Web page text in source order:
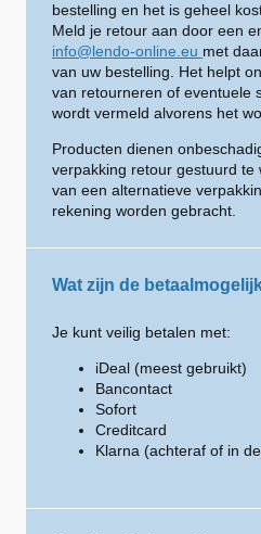
bestelling en het is geheel
Meld je retour aan door een
info@lendo-online.eu met
van uw bestelling. Het helpt
van retourneren of eventuele
wordt vermeld alvorens het
Producten dienen
verpakking retour gestuurd te
van een alternatieve
rekening worden gebracht.
Wat zijn de
Je kunt veilig betalen met:
iDeal (meest gebruikt)
Bancontact
Sofort
Creditcard
Klarna (achteraf of in